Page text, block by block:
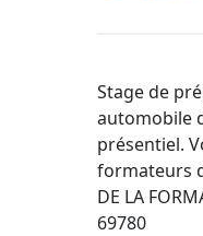
Stage de
automobile
présentiel.
formateurs
DE LA
69780